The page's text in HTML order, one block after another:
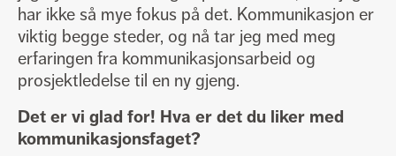
har ikke så mye fokus på det. Kommunikasjon er
viktig begge steder, og nå tar jeg med meg
erfaringen fra kommunikasjonsarbeid og
prosjektledelse til en ny gjeng.
Det er vi glad for! Hva er det du liker med
kommunikasjonsfaget?